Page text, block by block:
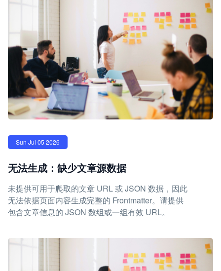
Sun Jul 05 2026
无法生成：缺少文章源数据
未提供可用于爬取的文章 URL 或 JSON 数据，因此
无法依据页面内容生成完整的 Frontmatter。请提供
包含文章信息的 JSON 数组或一组有效 URL。